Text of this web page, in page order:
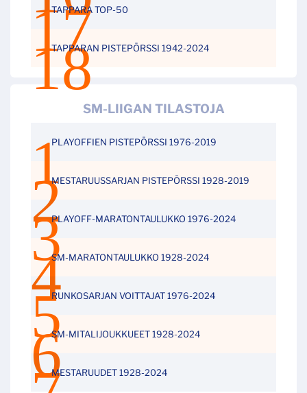
TAPPARA TOP-50
TAPPARAN PISTEPÖRSSI 1942-2024
SM-LIIGAN TILASTOJA
PLAYOFFIEN PISTEPÖRSSI 1976-2019
MESTARUUSSARJAN PISTEPÖRSSI 1928-2019
PLAYOFF-MARATONTAULUKKO 1976-2024
SM-MARATONTAULUKKO 1928-2024
RUNKOSARJAN VOITTAJAT 1976-2024
SM-MITALIJOUKKUEET 1928-2024
MESTARUUDET 1928-2024